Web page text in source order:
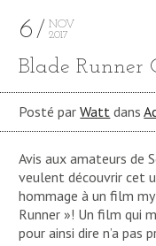
6
NOV
2017
Blade Runner
Posté parWatt dans
Avis aux amateurs de
veulent découvrir cet
hommage à un film
Runner »! Un film qui
pour ainsi dire n’a pas